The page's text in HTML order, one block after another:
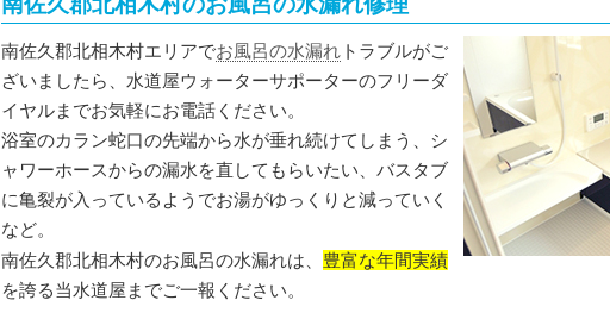
南佐久郡北相木村エリアでお風呂の水漏れ トラブルがご
ざいましたら、水道屋ウォーターサポーターのフリーダ
イヤルまでお気軽にお電話ください。
浴室のカラン蛇口の先端から水が垂れ続けてしまう、シ
ャワーホースからの漏水を直してもらいたい、バスタブ
に亀裂が入っているようでお湯がゆっくりと減っていく
など。
南佐久郡北相木村のお風呂の水漏れは、 豊富な年間実績
を誇る当水道屋までご一報ください。